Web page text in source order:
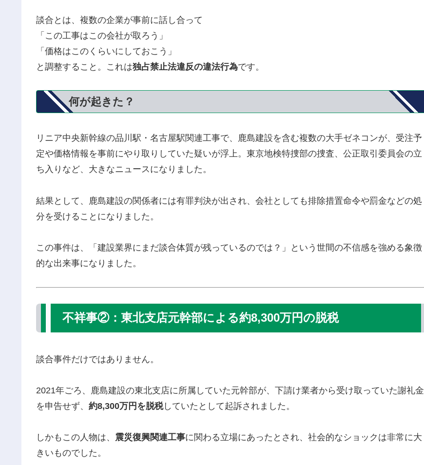
談合とは、複数の企業が事前に話し合って
「この工事はこの会社が取ろう」
「価格はこのくらいにしておこう」
と調整すること。これは独占禁止法違反の違法行為です。
何が起きた？
リニア中央新幹線の品川駅・名古屋駅関連工事で、鹿島建設を含む複数の大手ゼネコンが、受注予
定や価格情報を事前にやり取りしていた疑いが浮上。東京地検特捜部の捜査、公正取引委員会の立
ち入りなど、大きなニュースになりました。
結果として、鹿島建設の関係者には有罪判決が出され、会社としても排除措置命令や罰金などの処
分を受けることになりました。
この事件は、「建設業界にまだ談合体質が残っているのでは？」という世間の不信感を強める象徴
的な出来事になりました。
不祥事②：東北支店元幹部による約8,300万円の脱税
談合事件だけではありません。
2021年ごろ、鹿島建設の東北支店に所属していた元幹部が、下請け業者から受け取っていた謝礼金
を申告せず、 約8,300万円を脱税していたとして起訴されました。
しかもこの人物は、 震災復興関連工事に関わる立場にあったとされ、社会的なショックは非常に大
きいものでした。